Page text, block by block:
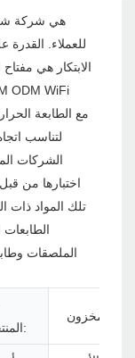
الابتكار هي
لتناسب
الشركات
اختبارها من
تلك المواد ذات
الملصقات
المنتجات:
مخزون